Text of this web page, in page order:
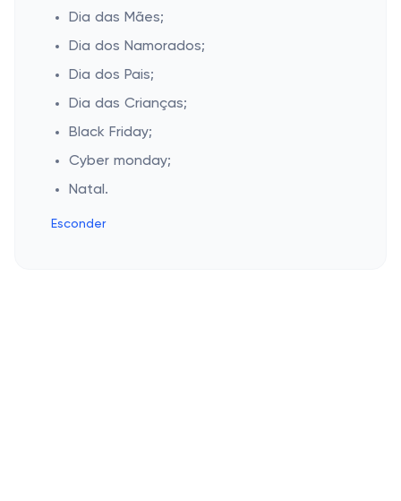
Dia das Mães;
Dia dos Namorados;
Dia dos Pais;
Dia das Crianças;
Black Friday;
Cyber monday;
Natal.
Esconder